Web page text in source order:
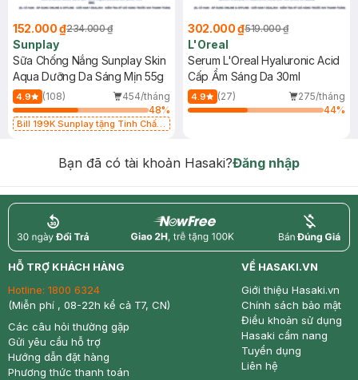
152.000 ₫234.000 ₫
Sunplay
Sữa Chống Nắng Sunplay Skin
Aqua Dưỡng Da Sáng Mịn 55g
4.9 (108)
454/tháng
48%
Bill 199K Sunplay tặng Tinh Chất
302.000 ₫519.000 ₫
L'Oreal
Serum L'Oreal Hyaluronic Acid
Cấp Ẩm Sáng Da 30ml
4.9 (27)
275/tháng
44%
Bạn đã có tài khoản Hasaki?Đăng nhập
return nowfree price
HỖ TRỢ KHÁCH HÀNG
Hotline: 1800 6324
(Miễn phí , 08-22h kể cả T7, CN)
Các câu hỏi thường gặp
Gửi yêu cầu hỗ trợ
Hướng dẫn đặt hàng
Phương thức thanh toán
VỀ HASAKI.VN
Giới thiệu Hasaki.vn
Chính sách bảo mật
Điều khoản sử dụng
Hasaki cẩm nang
Tuyển dụng
Liên hệ